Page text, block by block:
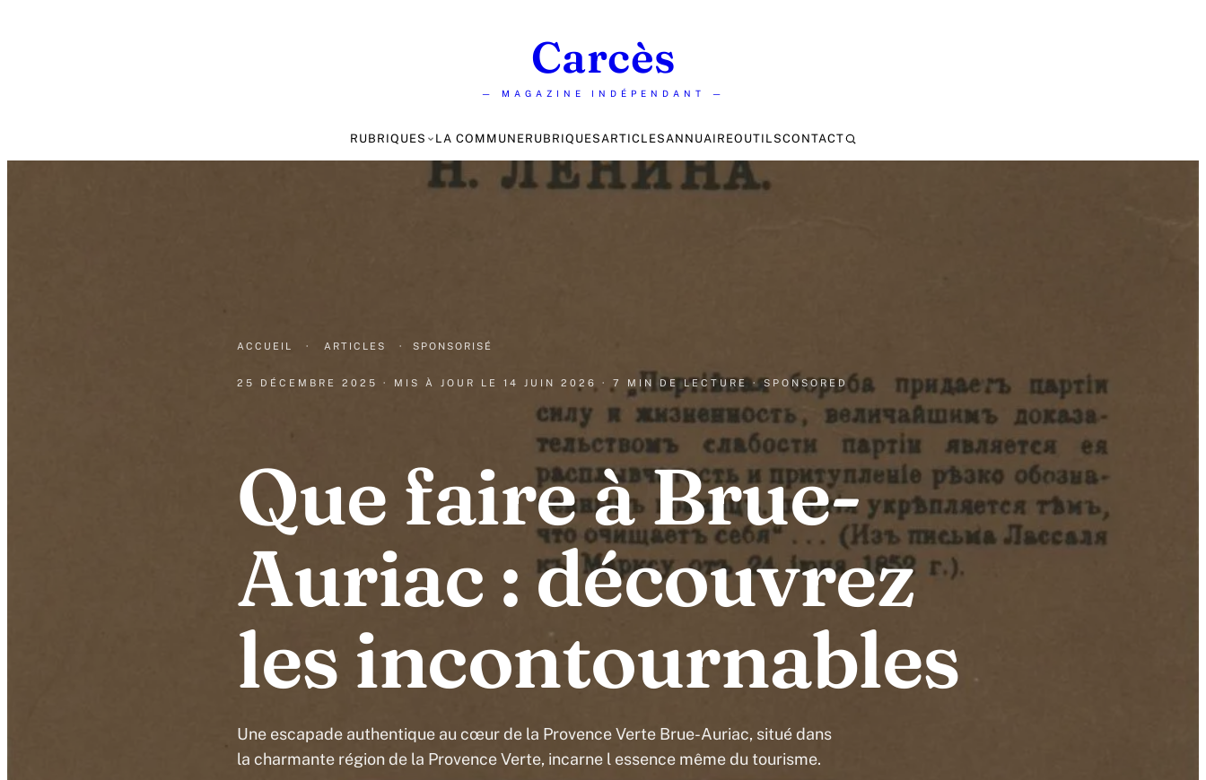
Carcès
— MAGAZINE INDÉPENDANT —
RUBRIQUES LA COMMUNERUBRIQUESARTICLESANNUAIREOUTILSCONTACT
ACCUEIL · ARTICLES · SPONSORISÉ
25 DÉCEMBRE 2025 · MIS À JOUR LE 14 JUIN 2026 · 7 MIN DE LECTURE · SPONSORED
Que faire à Brue-
Auriac : découvrez
les incontournables
Une escapade authentique au cœur de la Provence Verte Brue-Auriac, situé dans
la charmante région de la Provence Verte, incarne l essence même du tourisme.